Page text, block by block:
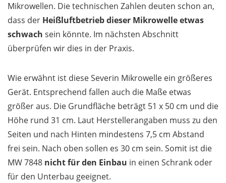
Mikrowellen. Die technischen Zahlen deuten schon an,
dass der Heißluftbetrieb dieser Mikrowelle etwas
schwach sein könnte. Im nächsten Abschnitt
überprüfen wir dies in der Praxis.
Wie erwähnt ist diese Severin Mikrowelle ein größeres
Gerät. Entsprechend fallen auch die Maße etwas
größer aus. Die Grundfläche beträgt 51 x 50 cm und die
Höhe rund 31 cm. Laut Herstellerangaben muss zu den
Seiten und nach Hinten mindestens 7,5 cm Abstand
frei sein. Nach oben sollen es 30 cm sein. Somit ist die
MW 7848 nicht für den Einbau in einen Schrank oder
für den Unterbau geeignet.